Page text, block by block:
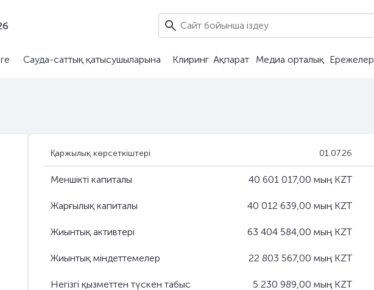
Сауда-саттық қатысушыларына Клиринг Ақпарат Медиа орталық Ережелер
Қаржылық көрсеткіштері 01.07.26
Меншікті капиталы 40 601 017,00 мың KZT
Жарғылық капиталы 40 012 639,00 мың KZT
Жиынтық активтері 63 404 584,00 мың KZT
Жиынтық міндеттемелер 22 803 567,00 мың KZT
Негізгі қызметтен түскен табыс 5 230 989,00 мың KZT